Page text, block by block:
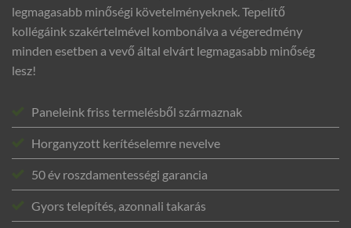
legmagasabb minőségi követelményeknek. Tepelítő
kollégáink szakértelmével kombonálva a végeredmény
minden esetben a vevő által elvárt legmagasabb minőség
lesz!
Paneleink friss termelésből származnak
Horganyzott kerítéselemre nevelve
50 év roszdamentességi garancia
Gyors telepítés, azonnali takarás